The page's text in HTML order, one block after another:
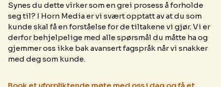
Synes du dette virker som en grei prosess å forholde
seg til? I Horn Media er vi svært opptatt av at du som
kunde skal få en forståelse for de tiltakene vi gjør. Vi er
derfor behjelpelige med alle spørsmål du måtte ha og
gjemmer oss ikke bak avansert fagspråk når vi snakker
med deg som kunde.